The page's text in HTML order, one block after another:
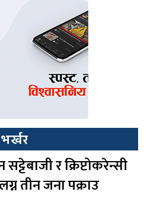
भर्खर
र क्रिप्टोकरेन्सी
तीन जना पक्राउ